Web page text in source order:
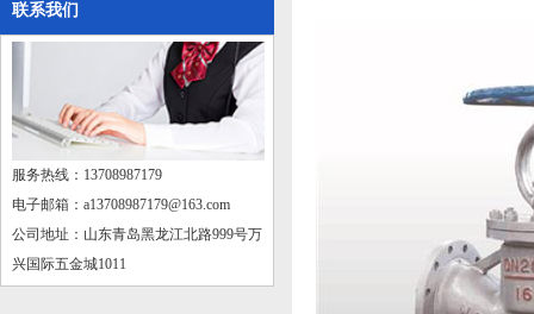
联系我们
服务热线：13708987179
电子邮箱：a13708987179@163.com
公司地址：山东青岛黑龙江北路999号万
兴国际五金城1011